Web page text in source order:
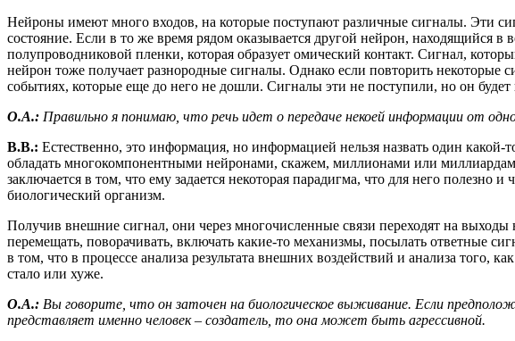
Нейроны имеют много входов, на которые поступают различные сигналы. Эти
состояние. Если в то же время рядом оказывается другой нейрон, находящийся
полупроводниковой пленки, которая образует омический контакт. Сигнал,
нейрон тоже получает разнородные сигналы. Однако если повторить некоторые
событиях, которые еще до него не дошли. Сигналы эти не поступили, но он будет
О.А.: Правильно я понимаю, что речь идет о передаче некоей информации от
В.В.: Естественно, это информация, но информацией нельзя назвать один
обладать многокомпонентными нейронами, скажем, миллионами или
заключается в том, что ему задается некоторая парадигма, что для него
биологический организм.
Получив внешние сигнал, они через многочисленные связи переходят на
перемещать, поворачивать, включать какие-то механизмы, посылать ответные
в том, что в процессе анализа результата внешних воздействий и анализа того,
стало или хуже.
О.А.: Вы говорите, что он заточен на биологическое выживание. Если
представляет именно человек – создатель, то она может быть агрессивной.